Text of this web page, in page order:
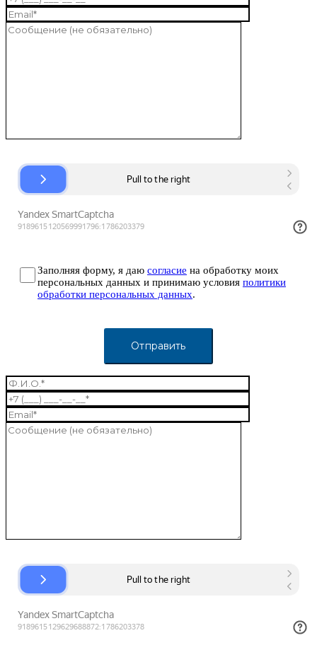
Заполняя форму, я даю согласие на обработку моих
персональных данных и принимаю условия политики
обработки персональных данных.